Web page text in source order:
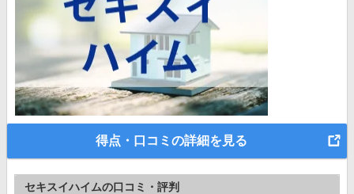
得点・口コミの詳細を見る
セキスイハイムの口コミ・評判